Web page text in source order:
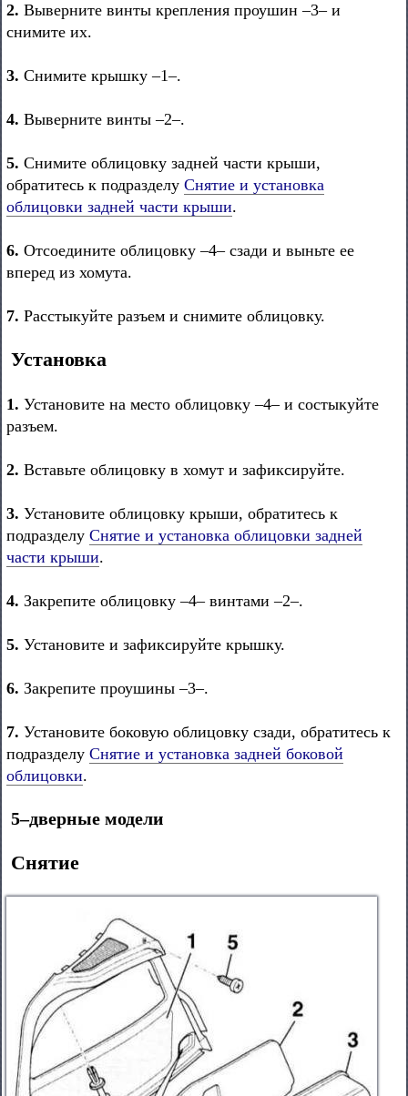
2. Выверните винты крепления проушин –3– и
снимите их.
3. Снимите крышку –1–.
4. Выверните винты –2–.
5. Снимите облицовку задней части крыши,
обратитесь к подразделу Снятие и установка
облицовки задней части крыши.
6. Отсоедините облицовку –4– сзади и выньте ее
вперед из хомута.
7. Расстыкуйте разъем и снимите облицовку.
Установка
1. Установите на место облицовку –4– и состыкуйте
разъем.
2. Вставьте облицовку в хомут и зафиксируйте.
3. Установите облицовку крыши, обратитесь к
подразделу Снятие и установка облицовки задней
части крыши.
4. Закрепите облицовку –4– винтами –2–.
5. Установите и зафиксируйте крышку.
6. Закрепите проушины –3–.
7. Установите боковую облицовку сзади, обратитесь к
подразделу Снятие и установка задней боковой
облицовки.
5–дверные модели
Снятие